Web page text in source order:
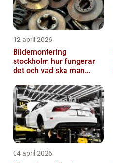
12 april 2026
Bildemontering
stockholm hur fungerar
det och vad ska man
04 april 2026